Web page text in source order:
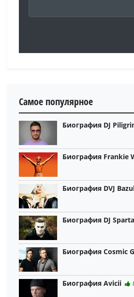
Самое популярное
Биография DJ
Биография Frankie
Биография DVJ
Биография DJ
Биография Cosmic
Биография Avicii